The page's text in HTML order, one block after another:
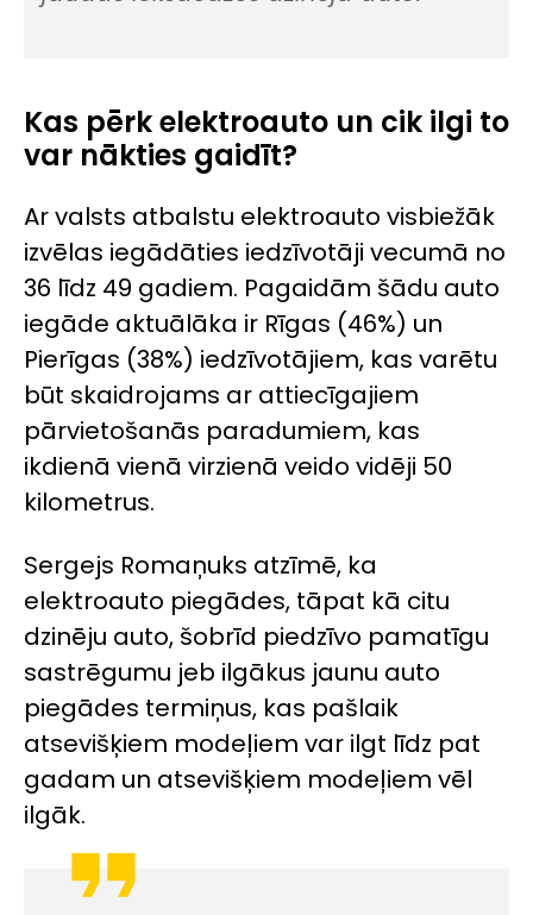
Kas pērk elektroauto un cik ilgi to
var nākties gaidīt?
Ar valsts atbalstu elektroauto visbiežāk
izvēlas iegādāties iedzīvotāji vecumā no
36 līdz 49 gadiem. Pagaidām šādu auto
iegāde aktuālāka ir Rīgas (46%) un
Pierīgas (38%) iedzīvotājiem, kas varētu
būt skaidrojams ar attiecīgajiem
pārvietošanās paradumiem, kas
ikdienā vienā virzienā veido vidēji 50
kilometrus.
Sergejs Romaņuks atzīmē, ka
elektroauto piegādes, tāpat kā citu
dzinēju auto, šobrīd piedzīvo pamatīgu
sastrēgumu jeb ilgākus jaunu auto
piegādes termiņus, kas pašlaik
atsevišķiem modeļiem var ilgt līdz pat
gadam un atsevišķiem modeļiem vēl
ilgāk.